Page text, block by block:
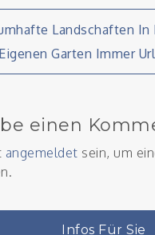
Landschaften In
Garten Immer
einen
angemeldet sein, um
Infos Für Sie